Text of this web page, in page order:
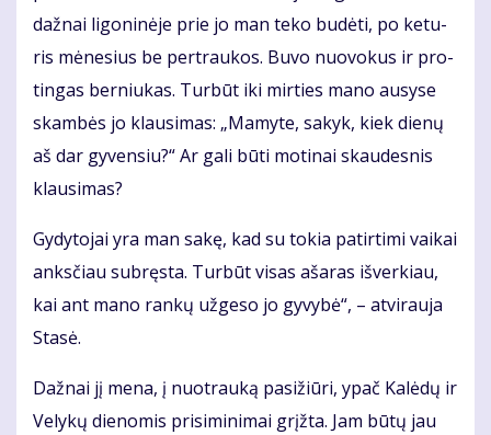
daž­nai li­go­ni­nė­je prie jo man te­ko bu­dė­ti, po ke­tu­
ris mė­ne­sius be per­trau­kos. Bu­vo nuo­vo­kus ir pro­
tin­gas ber­niu­kas. Tur­būt iki mir­ties ma­no au­sy­se
skam­bės jo klau­si­mas: „Ma­my­te, sa­kyk, kiek die­nų
aš dar gy­ven­siu?“ Ar ga­li bū­ti mo­ti­nai skau­des­nis
klau­si­mas?
Gy­dy­to­jai yra man sa­kę, kad su to­kia pa­tir­ti­mi vai­kai
anks­čiau su­bręs­ta. Tur­būt vi­sas aša­ras iš­ver­kiau,
kai ant ma­no ran­kų už­ge­so jo gy­vy­bė“, – at­vi­rau­ja
Sta­sė.
Daž­nai jį me­na, į nuo­trau­ką pa­si­žiū­ri, ypač Ka­lė­dų ir
Ve­ly­kų die­no­mis pri­si­mi­ni­mai grįž­ta. Jam bū­tų jau